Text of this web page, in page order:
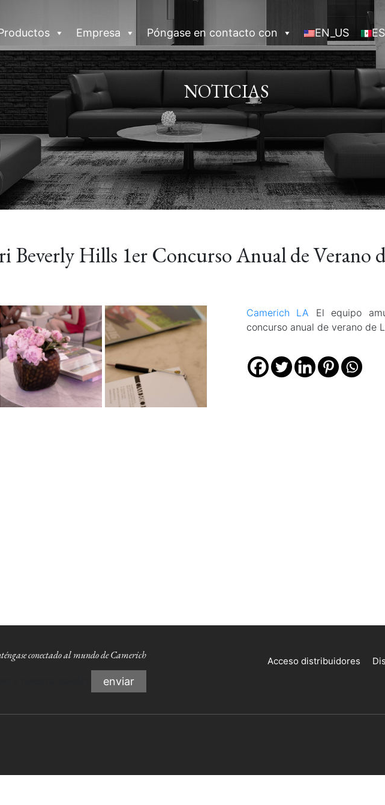
Empresa Póngase en contacto con EN_US ES
NOTICIAS
Beverly Hills 1er Concurso Anual de Verano
Camerich LA El equipo
concurso anual de verano de
conectado al mundo de Camerich Acceso distribuidores